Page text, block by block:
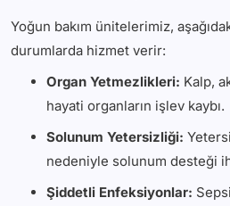
Yoğun bakım ünitelerimiz,
durumlarda hizmet verir:
Organ Yetmezlikleri: Kalp,
hayati organların işlev kaybı.
Solunum Yetersizliği:
nedeniyle solunum desteği
Şiddetli Enfeksiyonlar: